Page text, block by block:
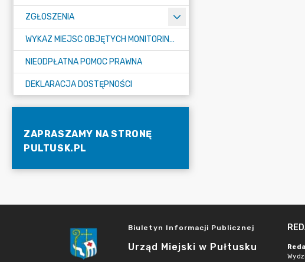
ZGŁOSZENIA
WYKAZ MIEJSC OBJĘTYCH MONITORINGIEM
NIEODPŁATNA POMOC PRAWNA
DEKLARACJA DOSTĘPNOŚCI
ZAPRASZAMY NA STRONĘ
PULTUSK.PL
Biuletyn Informacji Publicznej
Urząd Miejski w Pułtusku